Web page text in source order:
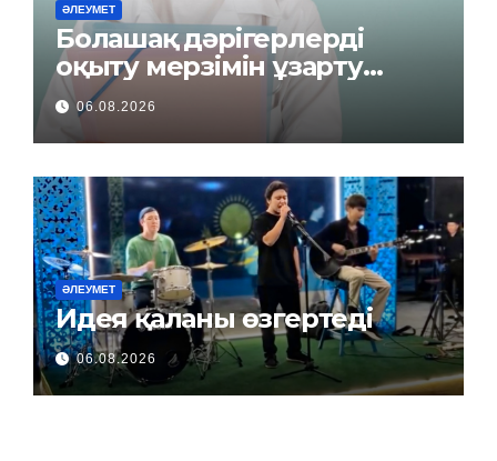
ӘЛЕУМЕТ
Болашақ дәрігерлерді
оқыту мерзімін ұзарту
керек пе?
06.08.2026
ӘЛЕУМЕТ
Идея қаланы өзгертеді
06.08.2026